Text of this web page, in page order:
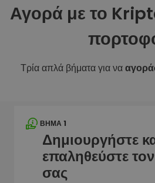
Αγορά με το
Τρία απλά βήματα για να
ΒΉΜΑ 1
Δημιουργήστε
επαληθεύστε τον
σας